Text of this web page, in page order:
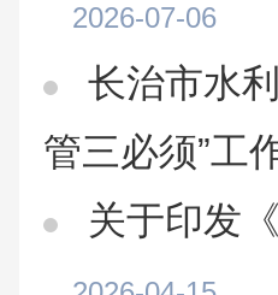
2026-07-06
长治市水
管三必须”工
关于印发